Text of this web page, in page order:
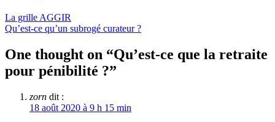
La grille AGGIR
Qu’est-ce qu’un subrogé curateur ?
One thought on “Qu’est-ce que la retraite
pour pénibilité ?”
zorn dit :
18 août 2020 à 9 h 15 min